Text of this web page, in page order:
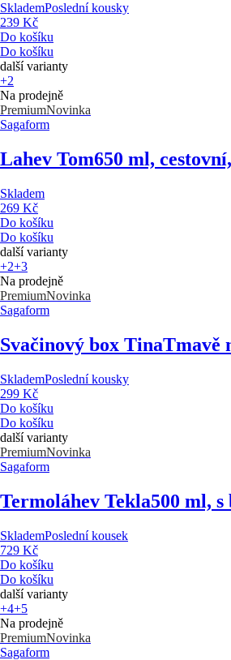
SklademPoslední kousky
239 Kč
Do košíku
Do košíku
další varianty
+2
Na prodejně
PremiumNovinka
Sagaform
Lahev Tom650 ml,
Skladem
269 Kč
Do košíku
Do košíku
další varianty
+2+3
Na prodejně
PremiumNovinka
Sagaform
Svačinový box TinaTmavě
SklademPoslední kousky
299 Kč
Do košíku
Do košíku
další varianty
PremiumNovinka
Sagaform
Termoláhev Tekla500 ml,
SklademPoslední kousek
729 Kč
Do košíku
Do košíku
další varianty
+4+5
Na prodejně
PremiumNovinka
Sagaform